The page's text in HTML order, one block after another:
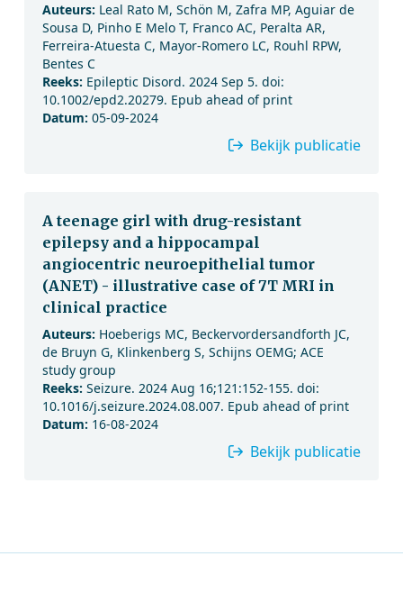
Auteurs: Leal Rato M, Schön M, Zafra MP, Aguiar de
Sousa D, Pinho E Melo T, Franco AC, Peralta AR,
Ferreira-Atuesta C, Mayor-Romero LC, Rouhl RPW,
Bentes C
Reeks: Epileptic Disord. 2024 Sep 5. doi:
10.1002/epd2.20279. Epub ahead of print
Datum: 05-09-2024
Bekijk publicatie
A teenage girl with drug-resistant
epilepsy and a hippocampal
angiocentric neuroepithelial tumor
(ANET) - illustrative case of 7T MRI in
clinical practice
Auteurs: Hoeberigs MC, Beckervordersandforth JC,
de Bruyn G, Klinkenberg S, Schijns OEMG; ACE
study group
Reeks: Seizure. 2024 Aug 16;121:152-155. doi:
10.1016/j.seizure.2024.08.007. Epub ahead of print
Datum: 16-08-2024
Bekijk publicatie